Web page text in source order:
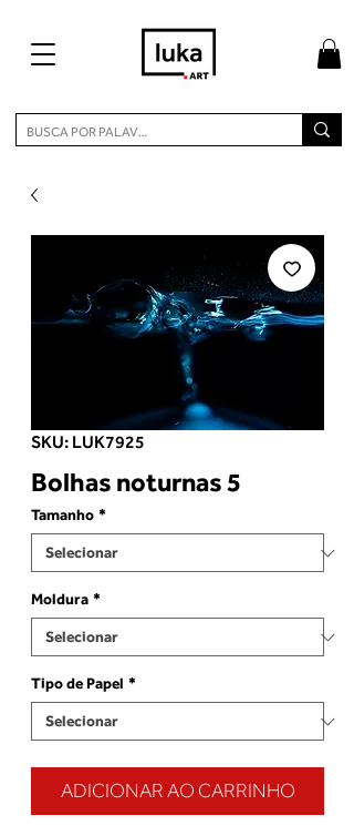
SKU: LUK7925
Bolhas noturnas 5
Tamanho *
Moldura *
Tipo de Papel *
ADICIONAR AO CARRINHO